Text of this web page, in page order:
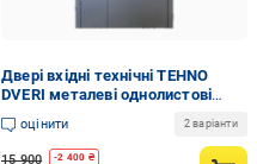
Двері вхідні технічні TEHNO
DVERI металеві однолистові
полуторні праві 1250х2050 см
Ral 7024 Антрацитовий
оцінити 2 варіанти
15 900 -2 400 ₴